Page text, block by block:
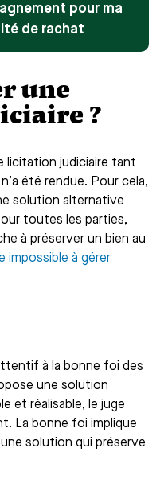
pour ma
de rachat
une
?
licitation judiciaire tant
été rendue. Pour cela,
solution alternative
toutes les parties,
à préserver un bien au
impossible à gérer
à la bonne foi des
une solution
et réalisable, le juge
La bonne foi implique
solution qui préserve